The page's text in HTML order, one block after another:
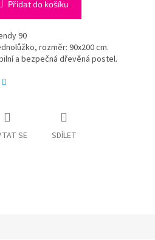
Přidat do košíku
90
rozměr: 90x200 cm.
a bezpečná dřevěná postel.
SE SDÍLET